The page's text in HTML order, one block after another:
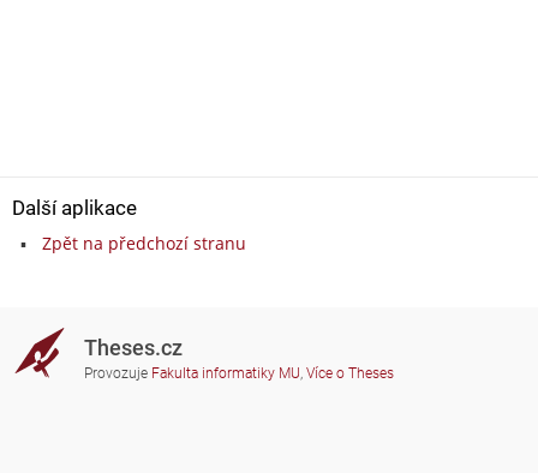
Další aplikace
Zpět na předchozí stranu
Theses.cz
Provozuje Fakulta informatiky MU, Více o Theses